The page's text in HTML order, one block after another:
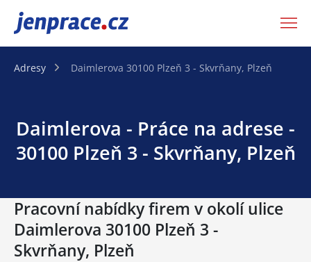
JenPráce.cz
Adresy Daimlerova 30100 Plzeň 3 - Skvrňany, Plzeň
Daimlerova - Práce na adrese -
30100 Plzeň 3 - Skvrňany, Plzeň
Pracovní nabídky firem v okolí ulice
Daimlerova 30100 Plzeň 3 -
Skvrňany, Plzeň